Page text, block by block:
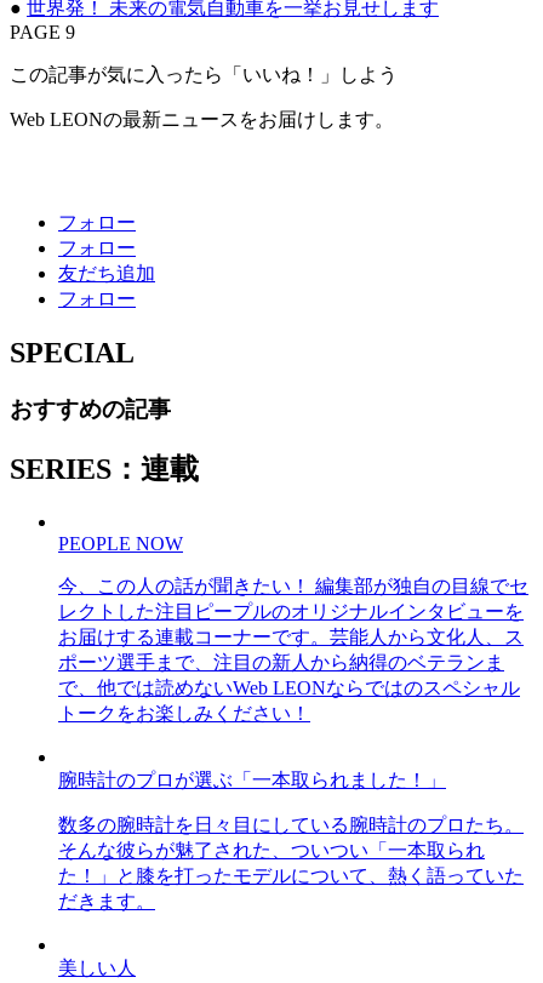
● 世界発！ 未来の電気自動車を一挙お見せします
PAGE 9
この記事が気に入ったら「いいね！」しよう
Web LEONの最新ニュースをお届けします。
フォロー
フォロー
友だち追加
フォロー
SPECIAL
おすすめの記事
SERIES：連載
PEOPLE NOW
今、この人の話が聞きたい！ 編集部が独自の目線でセ
レクトした注目ピープルのオリジナルインタビューを
お届けする連載コーナーです。芸能人から文化人、ス
ポーツ選手まで、注目の新人から納得のベテランま
で、他では読めないWeb LEONならではのスペシャル
トークをお楽しみください！
腕時計のプロが選ぶ「一本取られました！」
数多の腕時計を日々目にしている腕時計のプロたち。
そんな彼らが魅了された、ついつい「一本取られ
た！」と膝を打ったモデルについて、熱く語っていた
だきます。
美しい人